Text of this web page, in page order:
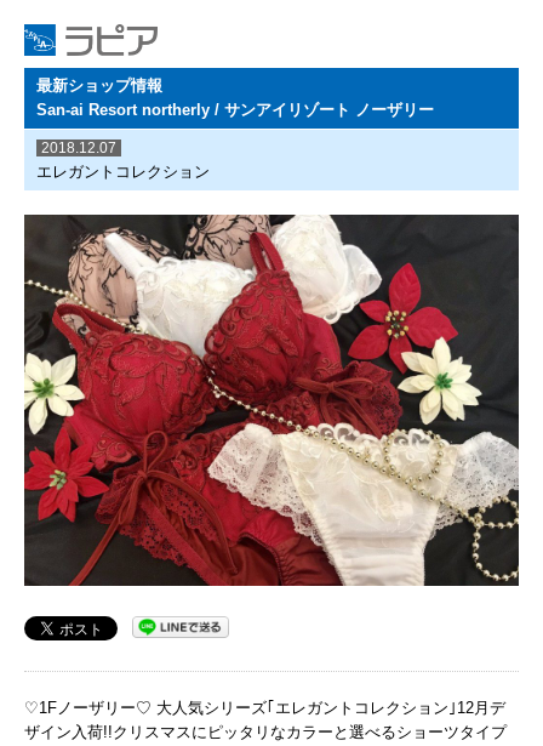
最新ショップ情報
San-ai Resort northerly / サンアイリゾート ノーザリー
2018.12.07
エレガントコレクション
♡1Fノーザリー♡ 大人気シリーズ｢エレガントコレクション｣12月デ
ザイン入荷!!クリスマスにピッタリなカラーと選べるショーツタイプ